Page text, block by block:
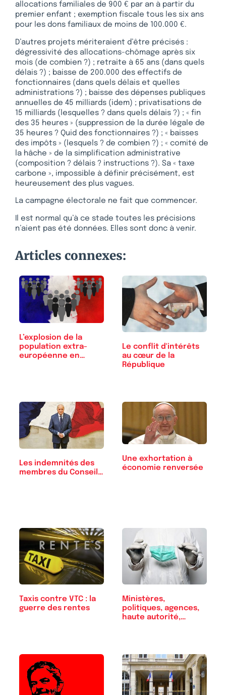
allocations familiales de 900 € par an à partir du
premier enfant ; exemption fiscale tous les six ans
pour les dons familiaux de moins de 100.000 €.
D’autres projets mériteraient d’être précisés :
dégressivité des allocations-chômage après six
mois (de combien ?) ; retraite à 65 ans (dans quels
délais ?) ; baisse de 200.000 des effectifs de
fonctionnaires (dans quels délais et quelles
administrations ?) ; baisse des dépenses publiques
annuelles de 45 milliards (idem) ; privatisations de
15 milliards (lesquelles ? dans quels délais ?) ; « fin
des 35 heures » (suppression de la durée légale de
35 heures ? Quid des fonctionnaires ?) ; « baisses
des impôts » (lesquels ? de combien ?) ; « comité de
la hâche » de la simplification administrative
(composition ? délais ? instructions ?). Sa « taxe
carbone », impossible à définir précisément, est
heureusement des plus vagues.
La campagne électorale ne fait que commencer.
Il est normal qu’à ce stade toutes les précisions
n’aient pas été données. Elles sont donc à venir.
Articles connexes:
L’explosion de la
population extra-
européenne en…
Le conflit d'intérêts
au cœur de la
République
Les indemnités des
membres du Conseil…
Une exhortation à
économie renversée
Taxis contre VTC : la
guerre des rentes
Ministères,
politiques, agences,
haute autorité,…